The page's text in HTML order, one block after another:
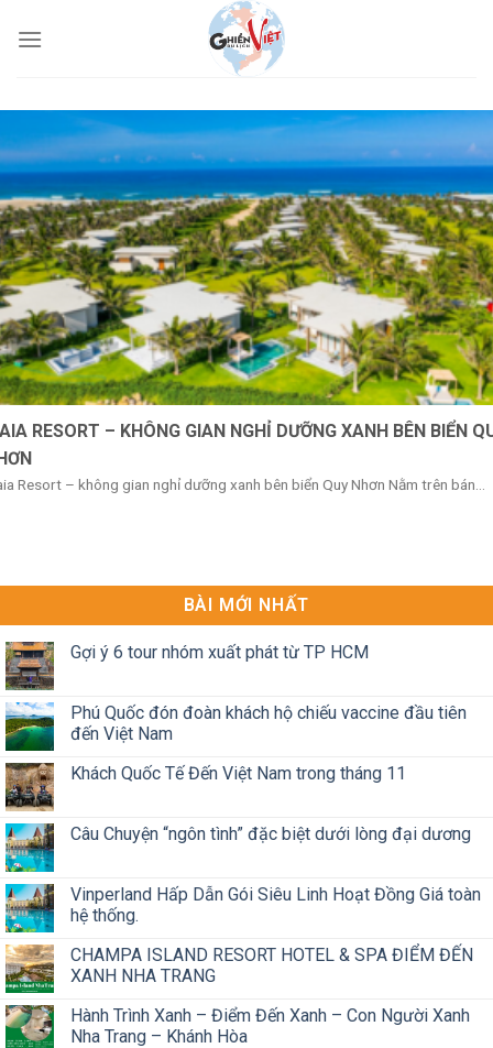
RESORT – KHÔNG GIAN NGHỈ DƯỠNG XANH BÊN BIỂN
Resort – không gian nghỉ dưỡng xanh bên biển Quy Nhơn Nằm trên bán...
BÀI MỚI NHẤT
Gợi ý 6 tour nhóm xuất phát từ TP HCM
Phú Quốc đón đoàn khách hộ chiếu vaccine đầu tiên
đến Việt Nam
Khách Quốc Tế Đến Việt Nam trong tháng 11
Câu Chuyện “ngôn tình” đặc biệt dưới lòng đại dương
Vinperland Hấp Dẫn Gói Siêu Linh Hoạt Đồng Giá toàn
hệ thống.
CHAMPA ISLAND RESORT HOTEL & SPA ĐIỂM ĐẾN
XANH NHA TRANG
Hành Trình Xanh – Điểm Đến Xanh – Con Người Xanh
Nha Trang – Khánh Hòa